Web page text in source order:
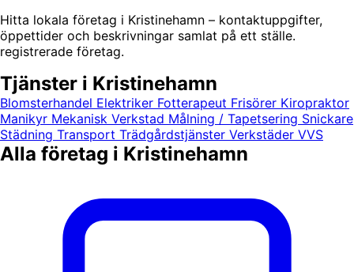
Hitta lokala företag i Kristinehamn – kontaktuppgifter,
öppettider och beskrivningar samlat på ett ställe.
registrerade företag.
Tjänster i Kristinehamn
Blomsterhandel Elektriker Fotterapeut Frisörer Kiropraktor
Manikyr Mekanisk Verkstad Målning / Tapetsering Snickare
Städning Transport Trädgårdstjänster Verkstäder VVS
Alla företag i Kristinehamn